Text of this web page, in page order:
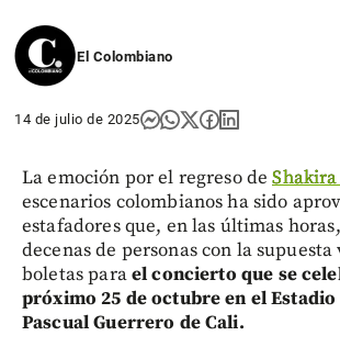
El Colombiano
14 de julio de 2025
La emoción por el regreso deShakira
escenarios colombianos ha sido
estafadores que, en las últimas
decenas de personas con la supuesta
boletas parael concierto que se
próximo 25 de octubre en el
Pascual Guerrero de Cali.